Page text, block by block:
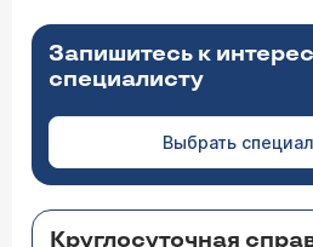
Запишитесь к
специалисту
Выбрать
Круглосуточная